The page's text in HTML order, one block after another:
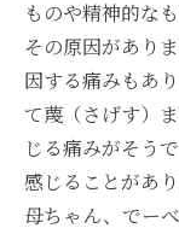
ものや精神的な
その原因があり
因する痛みもあ
て蔑（さげす）
じる痛みがそう
感じることがあ
母ちゃん、でー